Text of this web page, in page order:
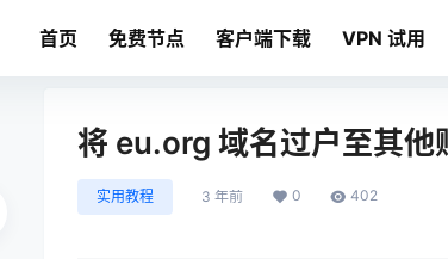
首页 免费节点 客户端下载 VPN 试用
将 eu.org 域名过户至其他
实用教程 3 年前 0 402